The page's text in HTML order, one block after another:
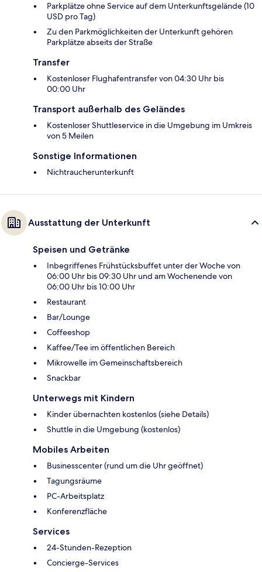
Parkplätze ohne Service auf dem Unterkunftsgelände (10
USD pro Tag)
Zu den Parkmöglichkeiten der Unterkunft gehören
Parkplätze abseits der Straße
Transfer
Kostenloser Flughafentransfer von 04:30 Uhr bis
00:00 Uhr
Transport außerhalb des Geländes
Kostenloser Shuttleservice in die Umgebung im Umkreis
von 5 Meilen
Sonstige Informationen
Nichtraucherunterkunft
Ausstattung der Unterkunft
Speisen und Getränke
Inbegriffenes Frühstücksbuffet unter der Woche von
06:00 Uhr bis 09:30 Uhr und am Wochenende von
06:00 Uhr bis 10:00 Uhr
Restaurant
Bar/Lounge
Coffeeshop
Kaffee/Tee im öffentlichen Bereich
Mikrowelle im Gemeinschaftsbereich
Snackbar
Unterwegs mit Kindern
Kinder übernachten kostenlos (siehe Details)
Shuttle in die Umgebung (kostenlos)
Mobiles Arbeiten
Businesscenter (rund um die Uhr geöffnet)
Tagungsräume
PC-Arbeitsplatz
Konferenzfläche
Services
24-Stunden-Rezeption
Concierge-Services